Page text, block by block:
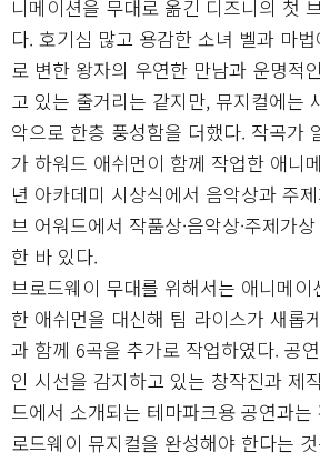
니메이션을 무대로 옮긴 디즈니의 첫
다. 호기심 많고 용감한 소녀 벨과 마
로 변한 왕자의 우연한 만남과 운명적
고 있는 줄거리는 같지만, 뮤지컬에는
악으로 한층 풍성함을 더했다. 작곡가
가 하워드 애쉬먼이 함께 작업한 애니
년 아카데미 시상식에서 음악상과 주
브 어워드에서 작품상·음악상·주제가
한 바 있다.
브로드웨이 무대를 위해서는 애니메
한 애쉬먼을 대신해 팀 라이스가 새롭
과 함께 6곡을 추가로 작업하였다. 공
인 시선을 감지하고 있는 창작진과 제
드에서 소개되는 테마파크용 공연과
로드웨이 뮤지컬을 완성해야 한다는